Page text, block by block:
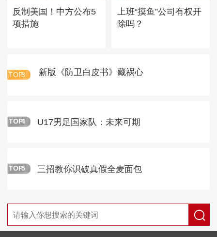
反制美国！中方公布5
项措施
上班“摸鱼”公司有权开
除吗？
TOP3 新版《防卫白皮书》藏祸心
TOP4 U17男足国家队：未来可期
TOP5 三招教你识破真假全麦面包